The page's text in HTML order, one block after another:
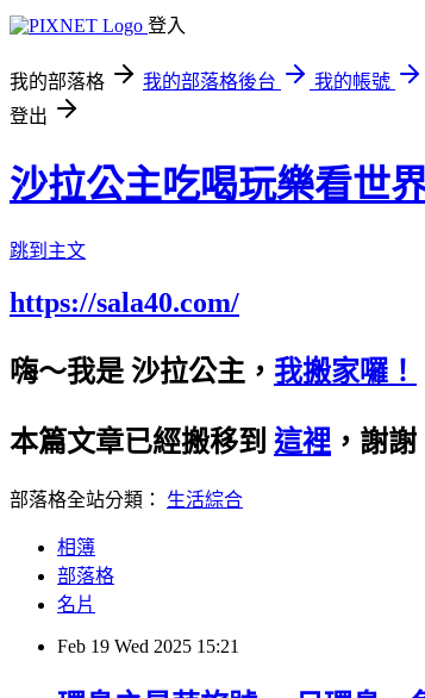
登入
我的部落格 我的部落格後台
我的帳號
登出
沙拉公主吃喝玩樂看世
跳到主文
https://sala40.com/
嗨～我是 沙拉公主， 我搬家囉！
本篇文章已經搬移到 這裡 ，謝謝
部落格全站分類： 生活綜合
相簿
部落格
名片
Feb 19 Wed 2025 15:21